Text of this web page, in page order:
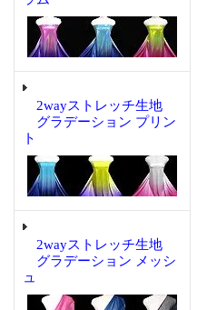
2wayストレッチ生地
グラデーション プリン
ト
2wayストレッチ生地
グラデーション メッシ
ュ